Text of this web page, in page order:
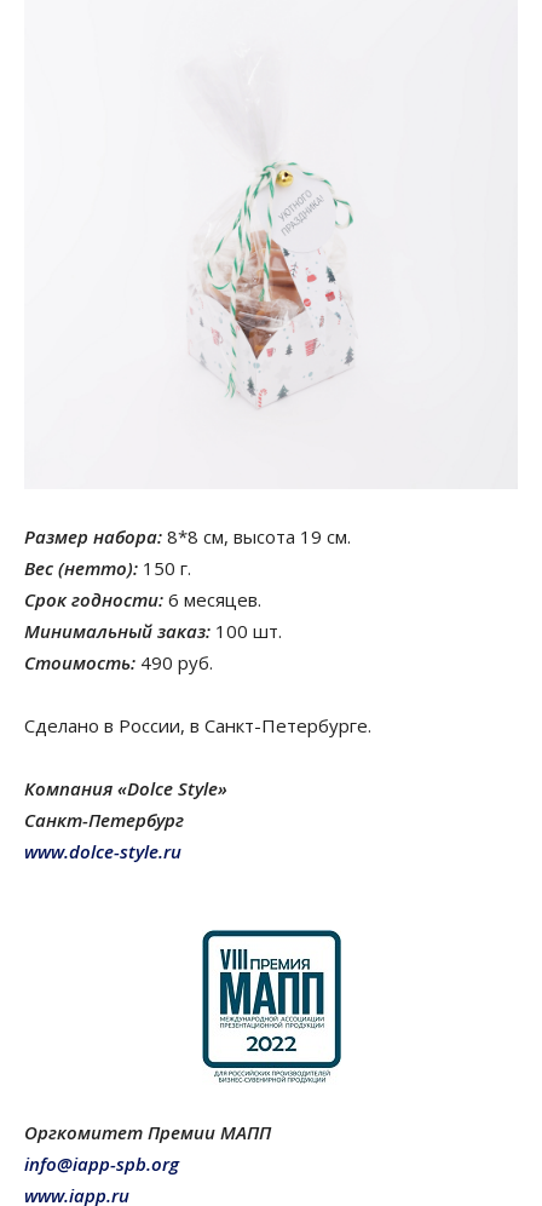
Размер набора: 8*8 см, высота 19 см.
Вес (нетто): 150 г.
Срок годности: 6 месяцев.
Минимальный заказ: 100 шт.
Стоимость: 490 руб.
Сделано в России, в Санкт-Петербурге.
Компания «Dolce Style»
Санкт-Петербург
www.dolce-style.ru
Оргкомитет Премии МАПП
info@iapp-spb.org
www.iapp.ru